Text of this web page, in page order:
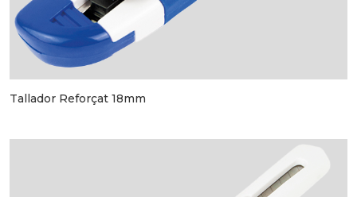
Tallador Reforçat 18mm